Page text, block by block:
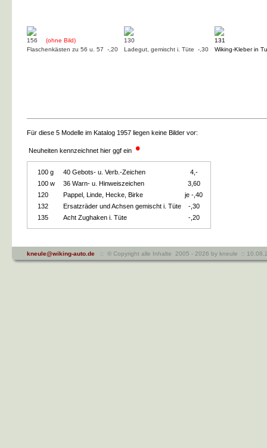
156
(ohne Bild)
Flaschenkästen zu 56 u. 57 -,20
130
Ladegut, gemischt i. Tüte -,30
131
Wiking-Kleber in
Für diese 5 Modelle im Katalog 1957 liegen keine Bilder vor:
Neuheiten kennzeichnet hier ggf ein •
100 g 40 Gebots- u. Verb.-Zeichen
4,-
100 w
36 Warn- u. Hinweiszeichen
3,60
120
Pappel, Linde, Hecke, Birke
je -,40
132
Ersatzräder und Achsen gemischt i. Tüte
-,30
135
Acht Zughaken i. Tüte -,20
kneule@wiking-auto.de :: © Copyright alle Inhalte 2005 - 2026 by kneule ::